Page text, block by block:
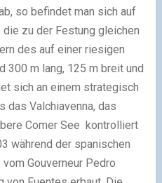
so befindet man sich auf
zu der Festung gleichen
des auf einer riesigen
300 m lang, 125 m breit und
sich an einem strategisch
das Valchiavenna, das
Comer See kontrolliert
während der spanischen
Gouverneur Pedro